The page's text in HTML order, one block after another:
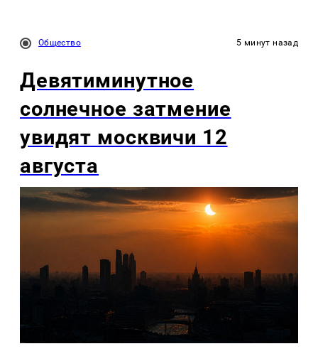
Общество 5 минут назад
Девятиминутное
солнечное затмение
увидят москвичи 12
августа